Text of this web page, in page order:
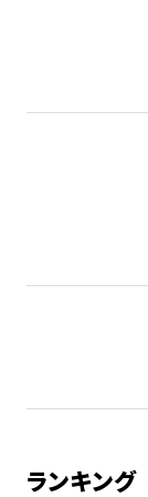
ランキング